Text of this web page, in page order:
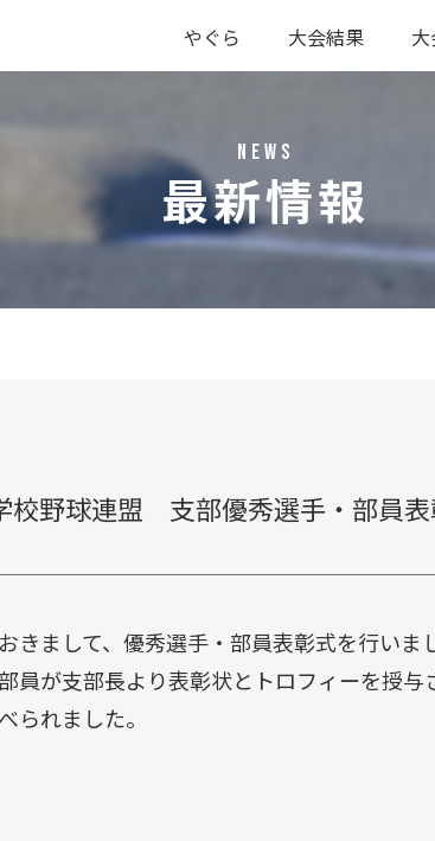
やぐら
大会結果
硬式
軟式
NEWS
最新情報
校野球連盟 支部優秀選手・部員
きまして、優秀選手・部員表彰式を行いま
員が支部長より表彰状とトロフィーを授
られました。